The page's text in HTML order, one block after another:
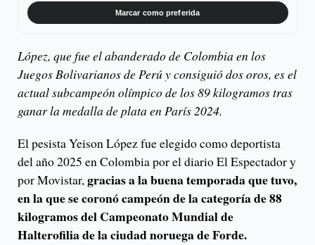
Marcar como preferida
López, que fue el abanderado de Colombia en los
Juegos Bolivarianos de Perú y consiguió dos oros, es el
actual subcampeón olímpico de los 89 kilogramos tras
ganar la medalla de plata en París 2024.
El pesista Yeison López fue elegido como deportista
del año 2025 en Colombia por el diario El Espectador y
por Movistar,gracias a la buena temporada que tuvo,
en la que se coronó campeón de la categoría de 88
kilogramos del Campeonato Mundial de
Halterofilia de la ciudad noruega de Forde.